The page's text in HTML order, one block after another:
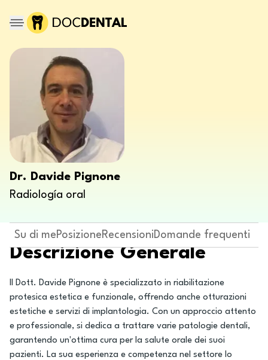
Dr. Davide Pignone
Radiología oral
Su di mePosizioneRecensioniDomande frequenti
Descrizione Generale
Il Dott. Davide Pignone è specializzato in riabilitazione
protesica estetica e funzionale, offrendo anche otturazioni
estetiche e servizi di implantologia. Con un approccio attento
e professionale, si dedica a trattare varie patologie dentali,
garantendo un'ottima cura per la salute orale dei suoi
pazienti. La sua esperienza e competenza nel settore lo